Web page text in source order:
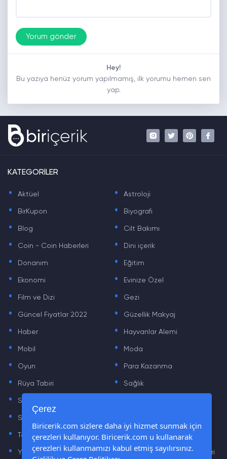
Hey!
Bu yazıya henüz yorum yapılmamış, ilk yorumu hemen sen
yap.
KATEGORİLER
. Aktüel . Astroloji
. BirKupon . Biyografi
. Blog . Cilt Bakımı
. Coin - Coin Haberleri . Dini içerik
. Donanım . Eğitim
. Ekonomi . Evinize Özel
. Film ve Dizi . Gezi
. Güncel Fiyatlar 2022 . Güzellik Makyaj
. Haber . Hayvanlar Alemi
. Mobil . Moda
. Oyun . Para Kazanma
. Rüya Tabiri . Sağlık
. Sinema .
. Sözler
. Teknoloji Haberleri . Yaşam
. Yazılım Haberleri . Yiyecek Önerileri ve Tarifleri
Çerez
Biricerik.com sizlere daha iyi hizmet sunmak için
çerezleri kullanıyor. Biricerik.com u kullanarak
çerezleri kullanmamızı kabul etmiş sayılırsınız.